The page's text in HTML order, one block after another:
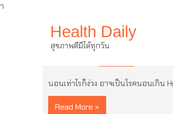
ำ
Health Daily
สุขภาพดีมีได้ทุกวัน
นอนเท่าไรก็ง่วง อาจเ
นอนเท่าไรก็ง่วง อาจเป็นโรคนอนเ
Read More »